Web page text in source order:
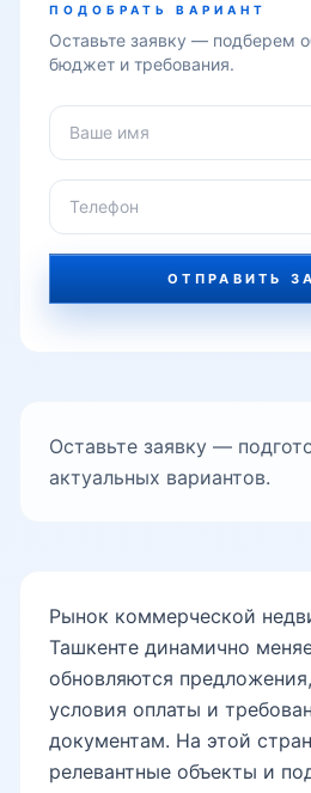
ПОДОБРАТЬ ВАРИАНТ
Оставьте заявку — подберем
бюджет и требования.
ОТПРАВИТЬ
Оставьте заявку —
актуальных вариантов.
Рынок коммерческой
Ташкенте динамично
обновляются
условия оплаты и
документам. На этой
релевантные объекты и